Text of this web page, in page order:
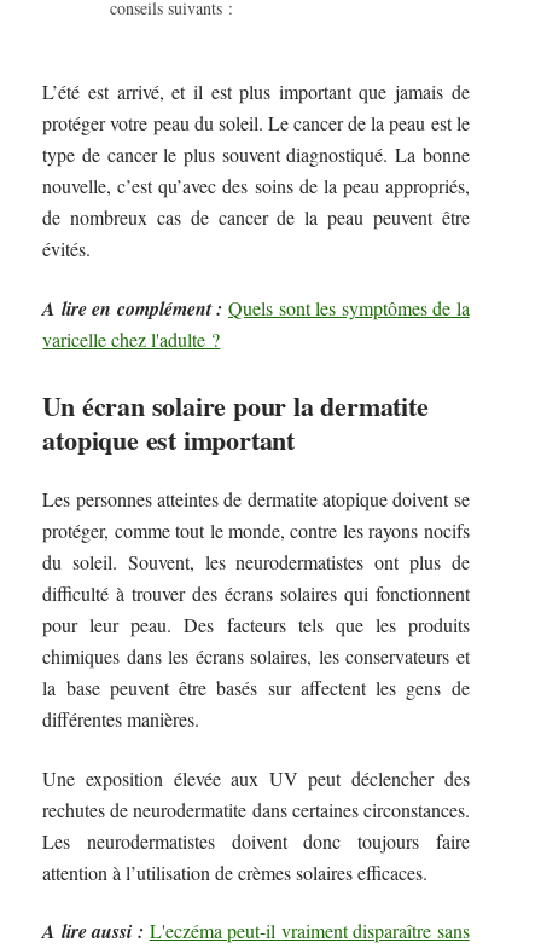
conseils suivants :
L’été est arrivé, et il est plus important que jamais de
protéger votre peau du soleil. Le cancer de la peau est le
type de cancer le plus souvent diagnostiqué. La bonne
nouvelle, c’est qu’avec des soins de la peau appropriés,
de nombreux cas de cancer de la peau peuvent être
évités.
A lire en complément : Quels sont les symptômes de la
varicelle chez l'adulte ?
Un écran solaire pour la dermatite
atopique est important
Les personnes atteintes de dermatite atopique doivent se
protéger, comme tout le monde, contre les rayons nocifs
du soleil. Souvent, les neurodermatistes ont plus de
difficulté à trouver des écrans solaires qui fonctionnent
pour leur peau. Des facteurs tels que les produits
chimiques dans les écrans solaires, les conservateurs et
la base peuvent être basés sur affectent les gens de
différentes manières.
Une exposition élevée aux UV peut déclencher des
rechutes de neurodermatite dans certaines circonstances.
Les neurodermatistes doivent donc toujours faire
attention à l’utilisation de crèmes solaires efficaces.
A lire aussi : L'eczéma peut-il vraiment disparaître sans